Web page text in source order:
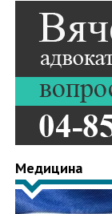
Медицина